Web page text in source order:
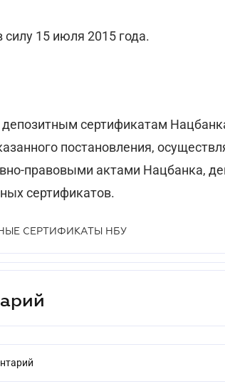
силу 15 июля 2015 года.
депозитным сертификатам
постановления,
правовыми актами Нацбанка,
сертификатов.
СЕРТИФИКАТЫ НБУ